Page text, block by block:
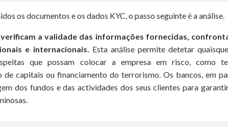
os documentos e os dados KYC, o passo seguinte é a análise.
a validade das informações fornecidas,
e internacionais. Esta análise permite detetar
que possam colocar a empresa em risco, como
de capitais ou financiamento do terrorismo. Os bancos, em
dos fundos e das actividades dos seus clientes para